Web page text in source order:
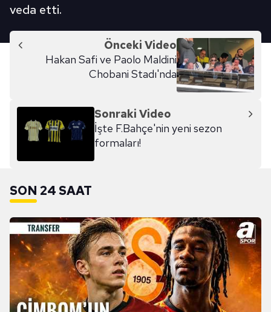
veda etti.
Önceki Video
Hakan Safi ve Paolo Maldini
Chobani Stadı'nda
Sonraki Video
İşte F.Bahçe'nin yeni sezon
formaları!
SON 24 SAAT